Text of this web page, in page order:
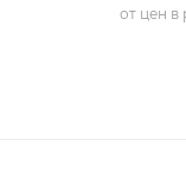
от цен в